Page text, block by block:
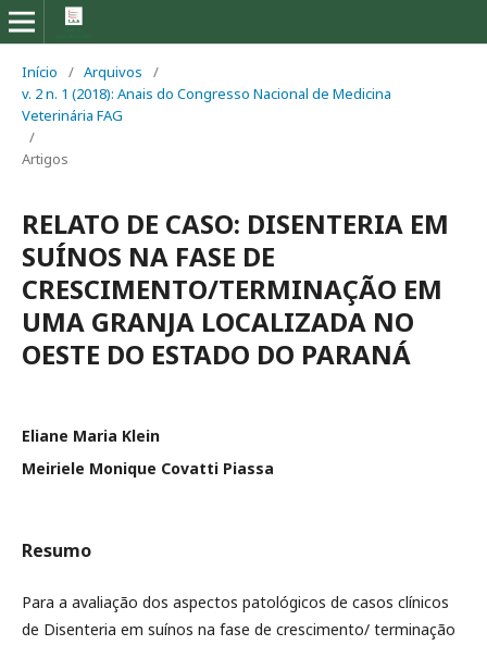
Início / Arquivos
/
v. 2 n. 1 (2018): Anais do Congresso Nacional de Medicina
Veterinária FAG
/
Artigos
RELATO DE CASO: DISENTERIA EM
SUÍNOS NA FASE DE
CRESCIMENTO/TERMINAÇÃO EM
UMA GRANJA LOCALIZADA NO
OESTE DO ESTADO DO PARANÁ
Eliane Maria Klein
Meiriele Monique Covatti Piassa
Resumo
Para a avaliação dos aspectos patológicos de casos clínicos
de Disenteria em suínos na fase de crescimento/ terminação